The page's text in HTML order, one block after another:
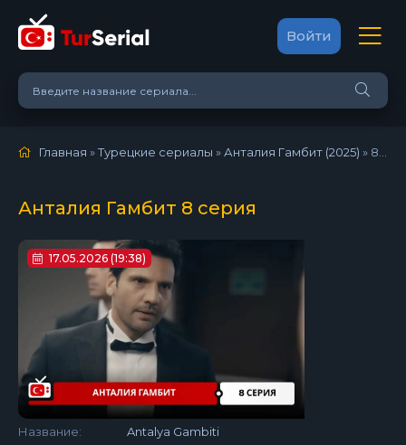
Войти
Главная »Турецкие сериалы » Анталия Гамбит (2025) » 8 серия
Анталия Гамбит 8 серия
17.05.2026 (19:38)
Название:
Antalya Gambiti